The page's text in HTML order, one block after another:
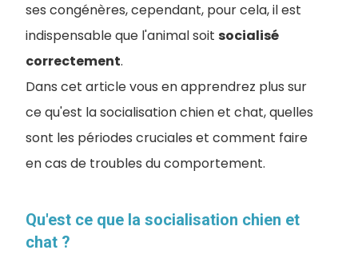
ses congénères, cependant, pour cela, il est
indispensable que l'animal soit socialisé
correctement.
Dans cet article vous en apprendrez plus sur
ce qu'est la socialisation chien et chat, quelles
sont les périodes cruciales et comment faire
en cas de troubles du comportement.
Qu'est ce que la socialisation chien et
chat ?